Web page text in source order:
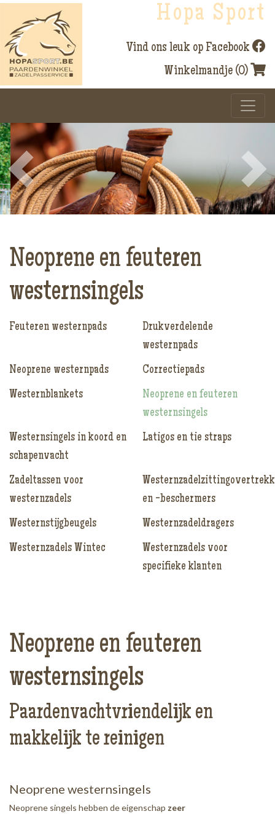
Hopa Sport
Vind ons leuk op Facebook
Winkelmandje (0)
Previous Next
Neoprene en feuteren
westernsingels
Feuteren westernpads
Drukverdelende
westernpads
Neoprene westernpads
Correctiepads
Westernblankets
Neoprene en feuteren
westernsingels
Westernsingels in koord en
schapenvacht
Latigos en tie straps
Zadeltassen voor
westernzadels
en -beschermers
Westernstijgbeugels
Westernzadeldragers
Westernzadels Wintec
Westernzadels voor
specifieke klanten
Neoprene en feuteren
westernsingels
Paardenvachtvriendelijk en
makkelijk te reinigen
Neoprene westernsingels
Neoprene singels hebben de eigenschap zeer